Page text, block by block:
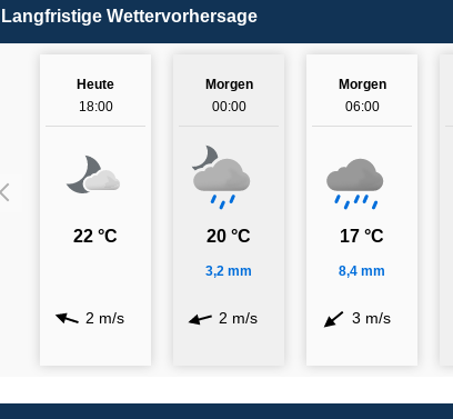
Langfristige Wettervorhersage
Heute
18:00
22 °C
2 m/s
Morgen
00:00
20 °C
3,2 mm
2 m/s
Morgen
06:00
17 °C
8,4 mm
3 m/s